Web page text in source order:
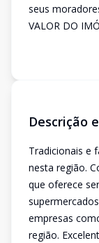
seus
VALOR DO
Descrição
Tradicionais e
nesta região.
que oferece
empresas
região.